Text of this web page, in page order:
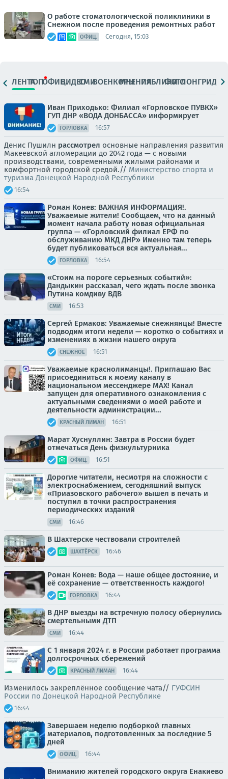
О работе стоматологической поликлиники в
Снежном после проведения ремонтных работ
ОФИЦ. Сегодня, 15:03
ЛЕНТАТОПОФИЦ.ВИДЕОСМИВОЕНКОРЫМНЕНИЯПАБЛИКИ
ФОТОЛОНГРИДЫ
Иван Приходько: Филиал «Горловское ПУВКХ»
ГУП ДНР «ВОДА ДОНБАССА» информирует
ГОРЛОВКА 16:57
Денис Пушилн рассмотрел основные направления развития
Макеевской агломерации до 2042 года — с новыми
производствами, современными жилыми районами и
комфортной городской средой.// Министерство спорта и
туризма Донецкой Народной Республики
16:54
Роман Конев: ВАЖНАЯ ИНФОРМАЦИЯ!.
Уважаемые жители! Сообщаем, что на данный
момент начала работу новая официальная
группа — «Горловский филиал ЕРФ по
обслуживанию МКД ДНР» Именно там теперь
будет публиковаться вся актуальная...
ГОРЛОВКА 16:54
«Стоим на пороге серьезных событий»:
Дандыкин рассказал, чего ждать после звонка
Путина комдиву ВДВ
СМИ 16:53
Сергей Ермаков: Уважаемые снежнянцы! Вместе
подводим итоги недели — коротко о событиях и
изменениях в жизни нашего округа
СНЕЖНОЕ 16:51
Уважаемые краснолиманцы!. Приглашаю Вас
присоединиться к моему каналу в
национальном мессенджере MAX! Канал
запущен для оперативного ознакомления с
актуальными сведениями о моей работе и
деятельности администрации...
КРАСНЫЙ ЛИМАН 16:51
Марат Хуснуллин: Завтра в России будет
отмечаться День физкультурника
ОФИЦ. 16:51
Дорогие читатели, несмотря на сложности с
электроснабжением, сегодняшний выпуск
«Приазовского рабочего» вышел в печать и
поступил в точки распространения
периодических изданий
СМИ 16:46
В Шахтерске чествовали строителей
ШАХТЁРСК 16:46
Роман Конев: Вода — наше общее достояние, и
её сохранение — ответственность каждого!
ГОРЛОВКА 16:44
В ДНР выезды на встречную полосу обернулись
смертельными ДТП
СМИ 16:44
С 1 января 2024 г. в России работает программа
долгосрочных сбережений
КРАСНЫЙ ЛИМАН 16:44
Изменилось закреплённое сообщение чата// ГУФСИН
России по Донецкой Народной Республике
16:44
Завершаем неделю подборкой главных
материалов, подготовленных за последние 5
дней
ОФИЦ. 16:44
Вниманию жителей городского округа Енакиево